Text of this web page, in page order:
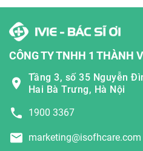
CÔNG TY TNHH 1 THÀNH
Tầng 3, số 35 Nguyễn
Hai Bà Trưng, Hà Nội
1900 3367
marketing@isofhcare.com